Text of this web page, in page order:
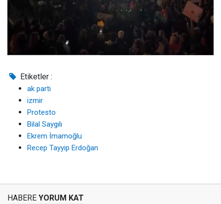
Etiketler :
ak parti
izmir
Protesto
Bilal Saygılı
Ekrem İmamoğlu
Recep Tayyip Erdoğan
HABERE YORUM KAT